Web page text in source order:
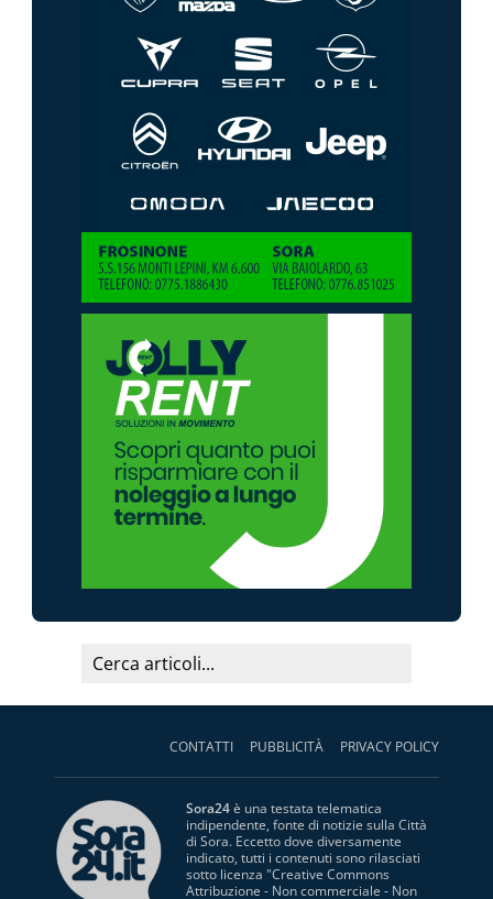
CONTATTI PUBBLICITÀ PRIVACY POLICY
Sora24è una testata telematica
indipendente, fonte di notizie sulla Città
di Sora. Eccetto dove diversamente
indicato, tutti i contenuti sono rilasciati
sotto licenza "Creative Commons
Attribuzione - Non commerciale - Non